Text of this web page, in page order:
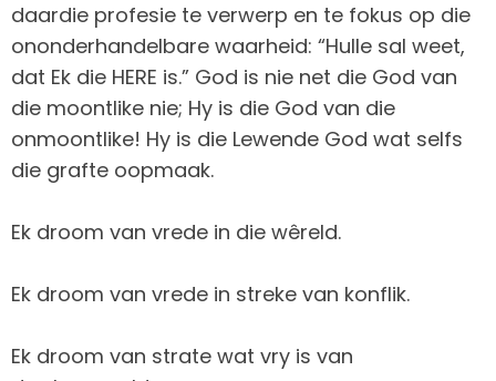
daardie profesie te verwerp en te fokus op die
ononderhandelbare waarheid: “Hulle sal weet,
dat Ek die HERE is.” God is nie net die God van
die moontlike nie; Hy is die God van die
onmoontlike! Hy is die Lewende God wat selfs
die grafte oopmaak.
Ek droom van vrede in die wêreld.
Ek droom van vrede in streke van konflik.
Ek droom van strate wat vry is van